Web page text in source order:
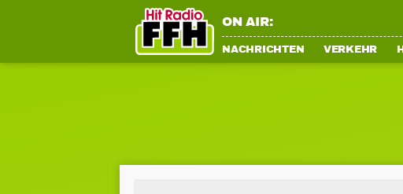
ON AIR:
NACHRICHTEN VERKEHR